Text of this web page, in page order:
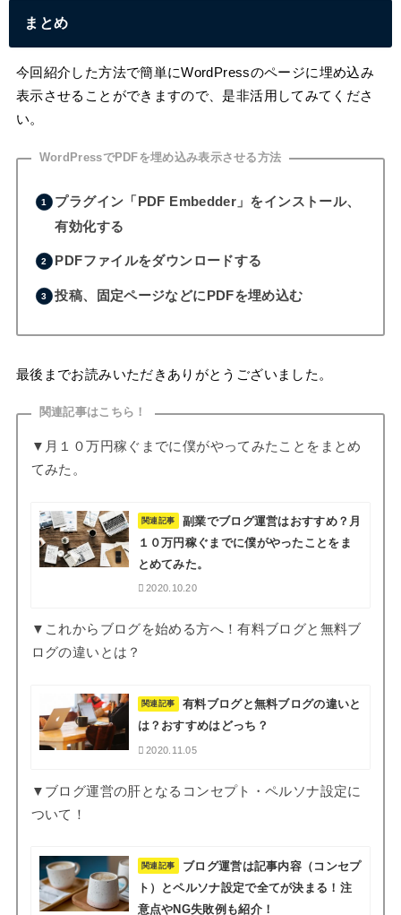
まとめ
今回紹介した方法で簡単にWordPressのページに埋め込み
表示させることができますので、是非活用してみてくださ
い。
WordPressでPDFを埋め込み表示させる方法
プラグイン「PDF Embedder」をインストール、
有効化する
PDFファイルをダウンロードする
投稿、固定ページなどにPDFを埋め込む
最後までお読みいただきありがとうございました。
関連記事はこちら！
▼月１０万円稼ぐまでに僕がやってみたことをまとめ
てみた。
関連記事
副業でブログ運営はおすすめ？月
１０万円稼ぐまでに僕がやったことをま
とめてみた。
2020.10.20
▼これからブログを始める方へ！有料ブログと無料ブ
ログの違いとは？
関連記事
有料ブログと無料ブログの違いと
は？おすすめはどっち？
2020.11.05
▼ブログ運営の肝となるコンセプト・ペルソナ設定に
ついて！
関連記事
ブログ運営は記事内容（コンセプ
ト）とペルソナ設定で全てが決まる！注
意点やNG失敗例も紹介！